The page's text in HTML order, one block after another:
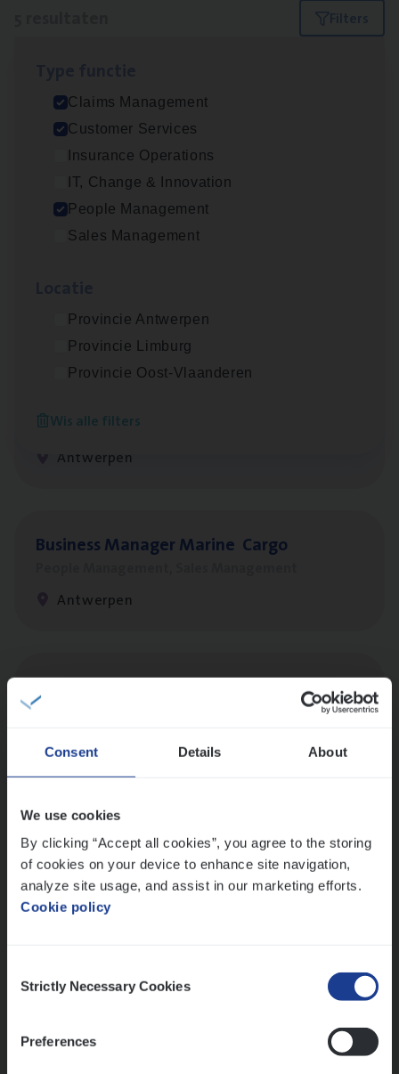
Consent Details About
We use cookies
By clicking “Accept all cookies”, you agree to the storing
of cookies on your device to enhance site navigation,
analyze site usage, and assist in our marketing efforts.
Cookie policy
Selection
Strictly Necessary Cookies
Preferences
Filters
Claims Management
Customer Services
Insurance Operations
IT, Change & Innovation
People Management
Sales Management
Provincie Antwerpen
Provincie Limburg
Provincie Oost-Vlaanderen
Wis alle filters
Claims­hand­ler Fleet&
Claims Management
Antwerpen
Cus­to­mer Care Expert
Antwerpen
Claims Management
Antwerpen
Busi­ness Mana­ger Mari­ne Cargo
Antwerpen
Scha­de­be­heer­der verzekeringen
Claims Management
Sint-Niklaas/Temse
Lees onze verhalen
Meer dan collega’s: hoe Julie en Aurélie elkaar
versterken
Mathias houdt van diepgaande dossiers én droge